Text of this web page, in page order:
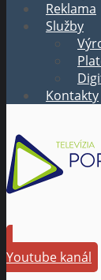
Reklama
Služby
Kontakty
Youtube kanál